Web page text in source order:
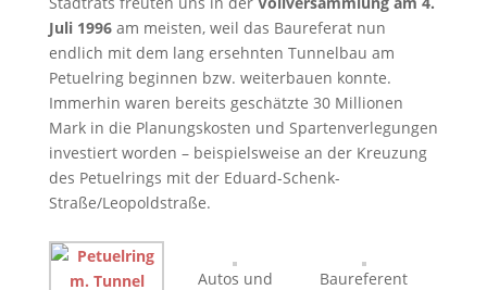
Juli 1996am meisten, weil das Baureferat nun
endlich mit dem lang ersehnten Tunnelbau am
Petuelring beginnen bzw. weiterbauen konnte.
Immerhin waren bereits geschätzte 30 Millionen
Mark in die Planungskosten und Spartenverlegungen
investiert worden – beispielsweise an der Kreuzung
des Petuelrings mit der Eduard-Schenk-
Straße/Leopoldstraße.
Autos und
Baureferent